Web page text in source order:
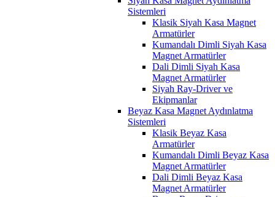
Sistemleri
Klasik Siyah Kasa Magnet
Armatürler
Kumandalı Dimli Siyah Kasa
Magnet Armatürler
Dali Dimli Siyah Kasa
Magnet Armatürler
Siyah Ray-Driver ve
Ekipmanlar
Beyaz Kasa Magnet Aydınlatma
Sistemleri
Klasik Beyaz Kasa
Armatürler
Kumandalı Dimli Beyaz Kasa
Magnet Armatürler
Dali Dimli Beyaz Kasa
Magnet Armatürler